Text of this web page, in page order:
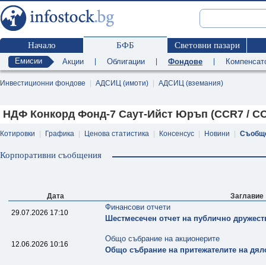
Начало БФБ Световни пазари
Емисии Акции Облигации Фондове
Инвестиционни фондове АДСИЦ (имоти) АДСИЦ (вземания)
НДФ Конкорд Фонд-7 Саут-Ийст Юръп (CCR7 /
Котировки Графика Ценова статистика Консенсус Новини
Корпоративни съобщения
Дата
Заглавие
29.07.2026 17:10
Финансови отчети
Шестмесечен отчет на публично
12.06.2026 10:16
Общо събрание на акционерите
Общо събрание на притежателите на